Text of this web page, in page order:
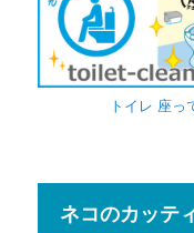
トイレ 座っ
ネコのカッテ